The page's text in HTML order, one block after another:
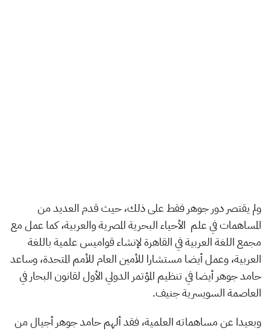
ولم يقتصر دور جوهر فقط على ذلك، حيث قدم العديد من
المساهمات في علم الأحياء البحرية المصرية والعربية، كما عمل مع
مجمع اللغة العربية في القاهرة لإنشاء قواميس علمية باللغة
العربية، وعمل أيضا مستشارا للأمين العام للأمم المتحدة، وساعد
حامد جوهر أيضا في تنظيم المؤتمر الدولي الأول لقانون البحار في
العاصمة السويسرية جنيف.
وبعيدا عن مساهماته العلمية، فقد ألهم حامد جوهر أجيال من